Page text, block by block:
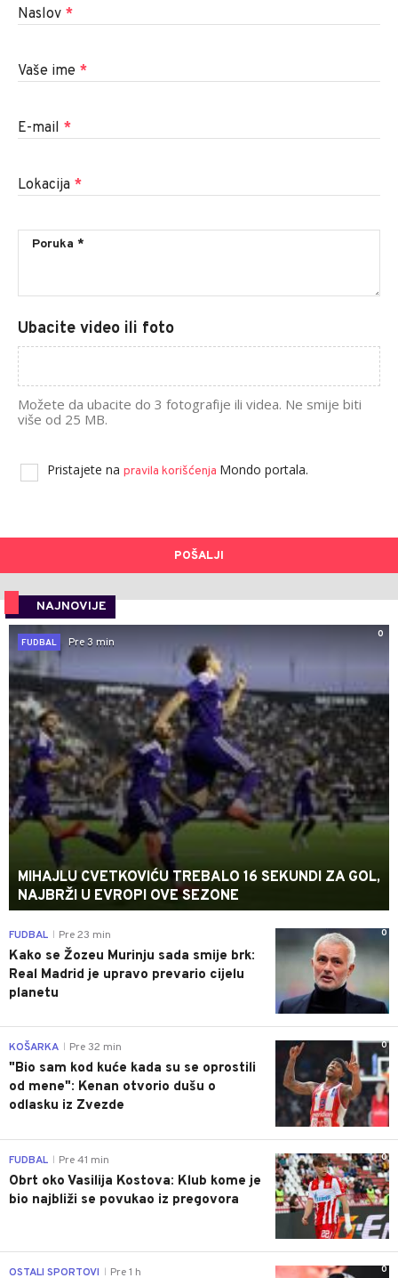
Naslov *
Vaše ime *
E-mail *
Lokacija *
Ubacite video ili foto
Možete da ubacite do 3 fotografije ili videa. Ne smije biti
više od 25 MB.
Pristajete na pravila korišćenja Mondo portala.
POŠALJI
NAJNOVIJE
0
FUDBAL
Pre 3 min
MIHAJLU CVETKOVIĆU TREBALO 16 SEKUNDI ZA GOL,
NAJBRŽI U EVROPI OVE SEZONE
0
FUDBAL Pre 23 min
Kako se Žozeu Murinju sada smije brk:
Real Madrid je upravo prevario cijelu
planetu
0
KOŠARKA Pre 32 min
"Bio sam kod kuće kada su se oprostili
od mene": Kenan otvorio dušu o
odlasku iz Zvezde
0
FUDBAL Pre 41 min
Obrt oko Vasilija Kostova: Klub kome je
bio najbliži se povukao iz pregovora
0
OSTALI SPORTOVI Pre 1 h